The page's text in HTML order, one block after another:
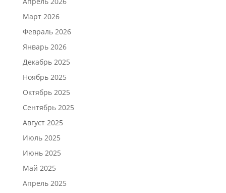
Март 2026
Февраль 2026
Январь 2026
Декабрь 2025
Ноябрь 2025
Октябрь 2025
Сентябрь 2025
Август 2025
Июль 2025
Июнь 2025
Май 2025
Апрель 2025